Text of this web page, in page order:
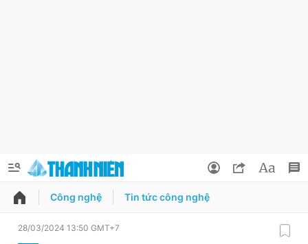
QUẢNG CÁO ĐẶT BÁO
Công nghệ Tin tức công nghệ
28/03/2024 13:50 GMT+7